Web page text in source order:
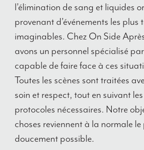
l’élimination de sang et liquides
provenant d’événements les plus
imaginables. Chez On Side
avons un personnel spécialisé
capable de faire face à ces
Toutes les scènes sont traitées
soin et respect, tout en suivant
protocoles nécessaires. Notre
choses reviennent à la normale le
doucement possible.